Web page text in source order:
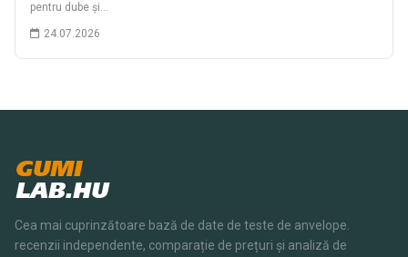
pentru dube și…
24.07.2026
GUMI
LAB.HU
Cea mai cuprinzătoare bază de date de teste de anvelope.
recenzii independente, comparație de prețuri și analiză de